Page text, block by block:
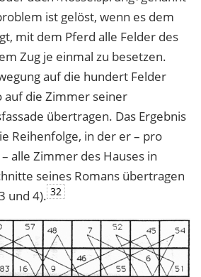
ist gelöst, wenn es dem
mit dem Pferd alle Felder des
Zug je einmal zu besetzen.
auf die hundert Felder
auf die Zimmer seiner
übertragen. Das Ergebnis
Reihenfolge, in der er – pro
alle Zimmer des Hauses in
seines Romans übertragen
und 4). 32